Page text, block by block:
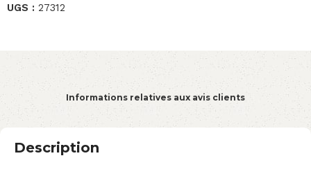
UGS : 27312
Informations relatives aux avis clients
Description